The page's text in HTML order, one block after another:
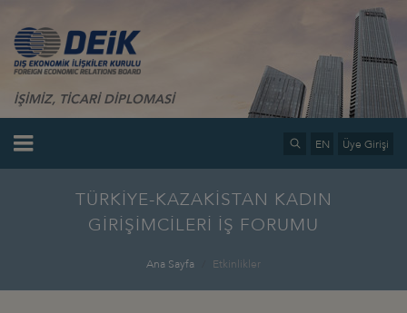
İŞİMİZ, TİCARİ DİPLOMASİ
EN Üye Girişi
TÜRKİYE-KAZAKİSTAN KADIN
GİRİŞİMCİLERİ İŞ FORUMU
Ana Sayfa Etkinlikler